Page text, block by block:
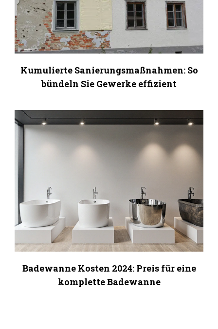
Kumulierte Sanierungsmaßnahmen: So
bündeln Sie Gewerke effizient
Badewanne Kosten 2024: Preis für eine
komplette Badewanne